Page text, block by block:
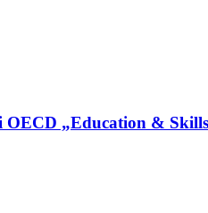
OECD „Education &